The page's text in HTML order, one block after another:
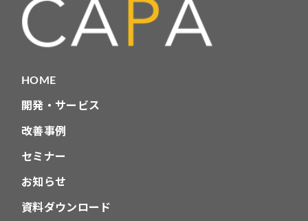
ー
シ
ンHOME
開発・サービス
改善事例
セミナー
お知らせ
資料ダウンロード